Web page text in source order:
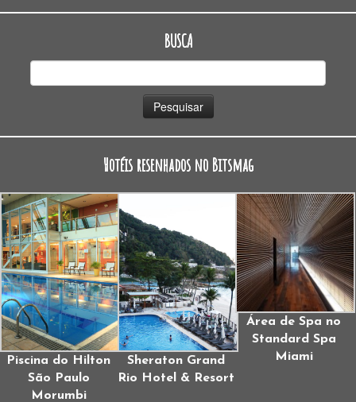
BUSCA
Hotéis resenhados no Bitsmag
Piscina do Hilton
São Paulo
Morumbi
Sheraton Grand
Rio Hotel & Resort
Área de Spa no
Standard Spa
Miami